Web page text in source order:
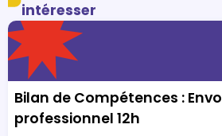
intéresser
Bilan de Compétences :
professionnel 12h